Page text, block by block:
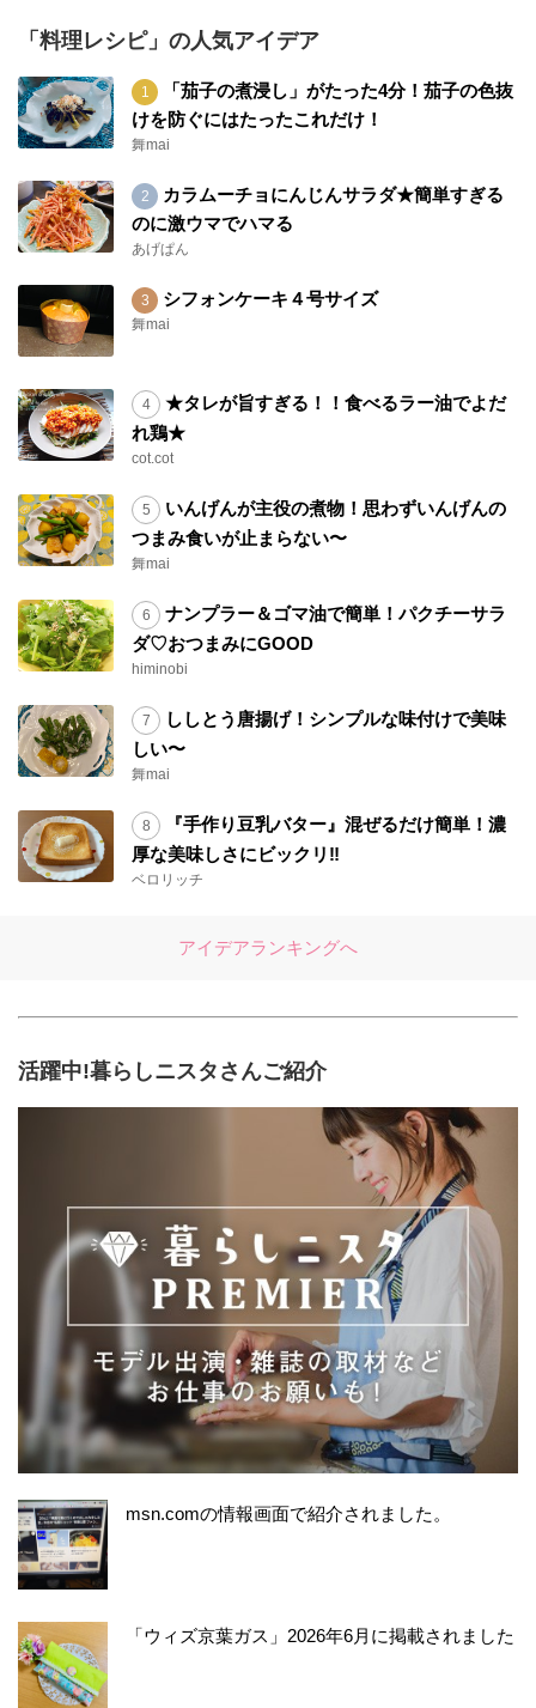
「料理レシピ」の人気アイデア
「茄子の煮浸し」がたった4分！茄子の色抜
けを防ぐにはたったこれだけ！
舞mai
カラムーチョにんじんサラダ★簡単すぎる
のに激ウマでハマる
あげぱん
シフォンケーキ４号サイズ
舞mai
★タレが旨すぎる！！食べるラー油でよだ
れ鶏★
cot.cot
いんげんが主役の煮物！思わずいんげんの
つまみ食いが止まらない〜
舞mai
ナンプラー＆ゴマ油で簡単！パクチーサラ
ダ♡おつまみにGOOD
himinobi
ししとう唐揚げ！シンプルな味付けで美味
しい〜
舞mai
『手作り豆乳バター』混ぜるだけ簡単！濃
厚な美味しさにビックリ‼︎
ベロリッチ
アイデアランキングへ
活躍中!暮らしニスタさんご紹介
msn.comの情報画面で紹介されました。
「ウィズ京葉ガス」2026年6月に掲載されました